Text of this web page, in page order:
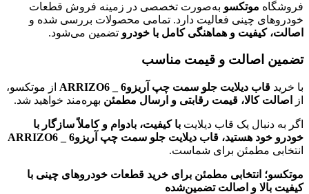
فروشگاه موتکسو به‌صورت تخصصی در زمینه فروش قطعات
خودروهای چینی فعالیت دارد. تمامی محصولات بررسی شده و
اصالت، کیفیت و هماهنگی کامل با خودرو تضمین می‌شود.
تضمین اصالت و قیمت مناسب
با خرید قاب دیلایت جلو سمت چپ آریزو6 _ ARRIZO6
از موتکسو،
از
اصالت کالا، قیمت رقابتی و ارسال مطمئن بهره‌مند خواهید شد.
اگر به دنبال یک قاب دیلایت با کیفیت، بادوام و کاملاً سازگار با
خودرو خود هستید، قاب دیلایت جلو سمت چپ آریزو6 _ ARRIZO6
انتخابی مطمئن برای شماست.
موتکسو؛ انتخابی مطمئن برای خرید قطعات خودروهای چینی با
کیفیت بالا و اصالت تضمین‌شده